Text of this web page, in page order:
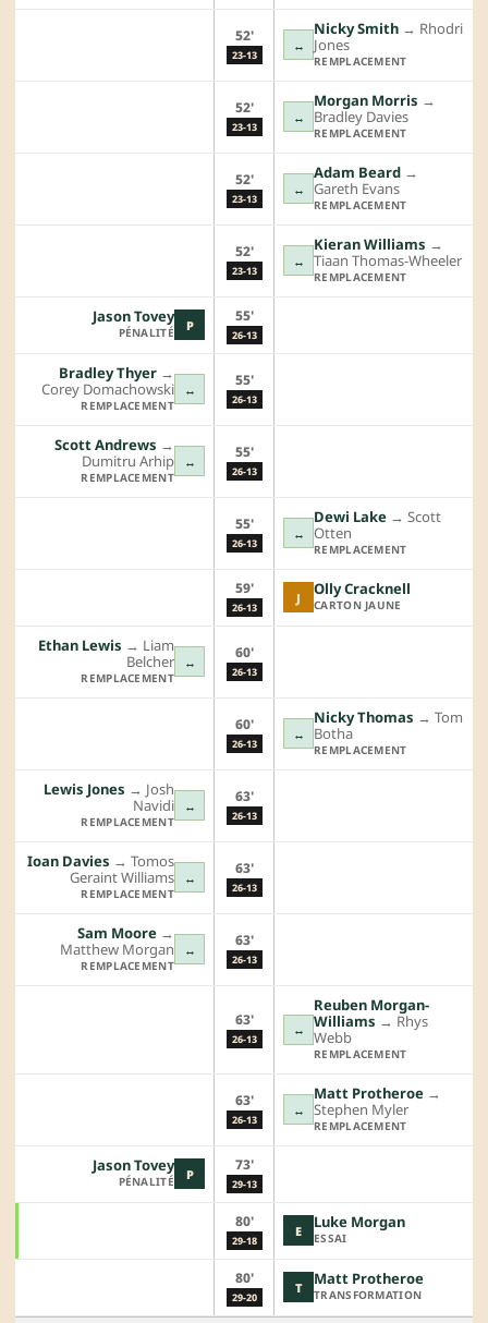
52'
23-13
↔
Nicky Smith →︎ Rhodri
Jones
REMPLACEMENT
52'
23-13
↔
Morgan Morris →︎
Bradley Davies
REMPLACEMENT
52'
23-13
↔
Adam Beard →︎
Gareth Evans
REMPLACEMENT
52'
23-13
↔
Kieran Williams →︎
Tiaan Thomas-Wheeler
REMPLACEMENT
P
Jason Tovey
PÉNALITÉ
55'
26-13
↔
Bradley Thyer →︎
Corey Domachowski
REMPLACEMENT
55'
26-13
↔
Scott Andrews →︎
Dumitru Arhip
REMPLACEMENT
55'
26-13
55'
26-13
↔
Dewi Lake →︎ Scott
Otten
REMPLACEMENT
59'
26-13
J Olly Cracknell
CARTON JAUNE
↔
Ethan Lewis →︎ Liam
Belcher
REMPLACEMENT
60'
26-13
60'
26-13
↔
Nicky Thomas →︎ Tom
Botha
REMPLACEMENT
↔
Lewis Jones →︎ Josh
Navidi
REMPLACEMENT
63'
26-13
↔
Ioan Davies →︎ Tomos
Geraint Williams
REMPLACEMENT
63'
26-13
↔
Sam Moore →︎
Matthew Morgan
REMPLACEMENT
63'
26-13
63'
26-13
↔
Reuben Morgan-
Williams →︎ Rhys
Webb
REMPLACEMENT
63'
26-13
↔
Matt Protheroe →︎
Stephen Myler
REMPLACEMENT
P
Jason Tovey
PÉNALITÉ
73'
29-13
80'
29-18
E Luke Morgan
ESSAI
80'
29-20
T Matt Protheroe
TRANSFORMATION